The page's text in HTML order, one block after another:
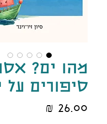
מהו ים?
סיפורים על